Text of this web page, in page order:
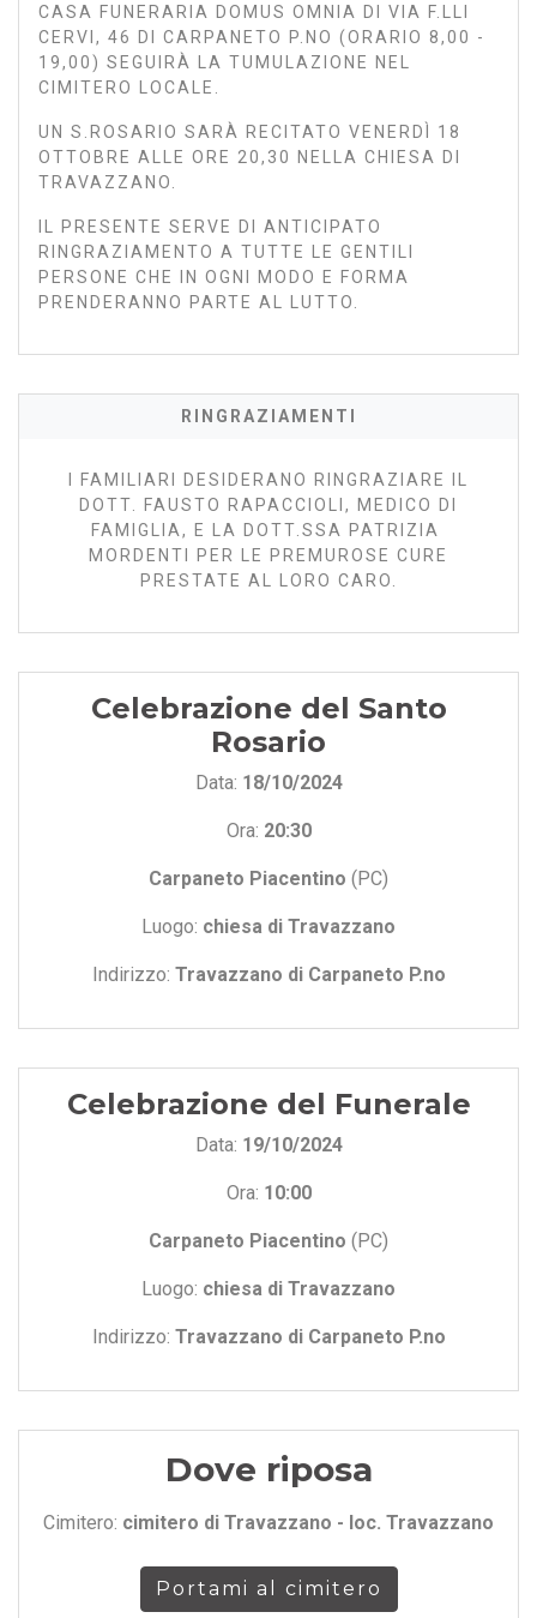
CASA FUNERARIA DOMUS OMNIA DI VIA F.LLI
CERVI, 46 DI CARPANETO P.NO (ORARIO 8,00 -
19,00) SEGUIRÀ LA TUMULAZIONE NEL
CIMITERO LOCALE.
UN S.ROSARIO SARÀ RECITATO VENERDÌ 18
OTTOBRE ALLE ORE 20,30 NELLA CHIESA DI
TRAVAZZANO.
IL PRESENTE SERVE DI ANTICIPATO
RINGRAZIAMENTO A TUTTE LE GENTILI
PERSONE CHE IN OGNI MODO E FORMA
PRENDERANNO PARTE AL LUTTO.
RINGRAZIAMENTI
I FAMILIARI DESIDERANO RINGRAZIARE IL
DOTT. FAUSTO RAPACCIOLI, MEDICO DI
FAMIGLIA, E LA DOTT.SSA PATRIZIA
MORDENTI PER LE PREMUROSE CURE
PRESTATE AL LORO CARO.
Celebrazione del Santo
Rosario
Data: 18/10/2024
Ora: 20:30
Carpaneto Piacentino (PC)
Luogo: chiesa di Travazzano
Indirizzo: Travazzano di Carpaneto P.no
Celebrazione del Funerale
Data: 19/10/2024
Ora: 10:00
Carpaneto Piacentino (PC)
Luogo: chiesa di Travazzano
Indirizzo: Travazzano di Carpaneto P.no
Dove riposa
Cimitero: cimitero di Travazzano - loc. Travazzano
Portami al cimitero